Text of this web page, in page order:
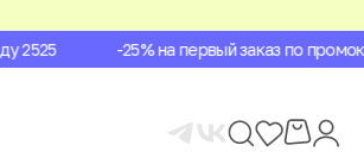
-25% на первый заказ по